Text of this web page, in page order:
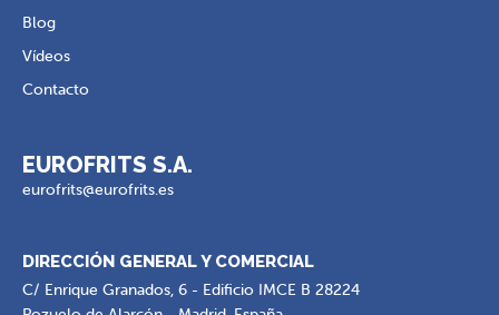
Blog
Vídeos
Contacto
EUROFRITS S.A.
eurofrits@eurofrits.es
DIRECCIÓN GENERAL Y COMERCIAL
C/ Enrique Granados, 6 - Edificio IMCE B 28224